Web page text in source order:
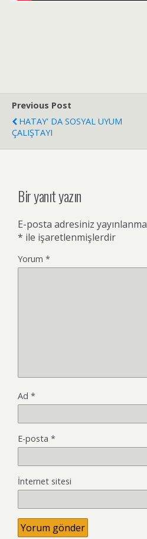
Previous Post
HATAY' DA SOSYAL UYUM
ÇALIŞTAYI
Bir yanıt yazın
E-posta adresiniz
* ile işaretlenmişlerdir
Yorum *
Ad *
E-posta *
İnternet sitesi